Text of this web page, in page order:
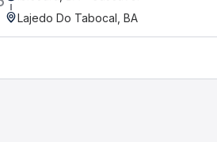
Lajedo Do Tabocal, BA